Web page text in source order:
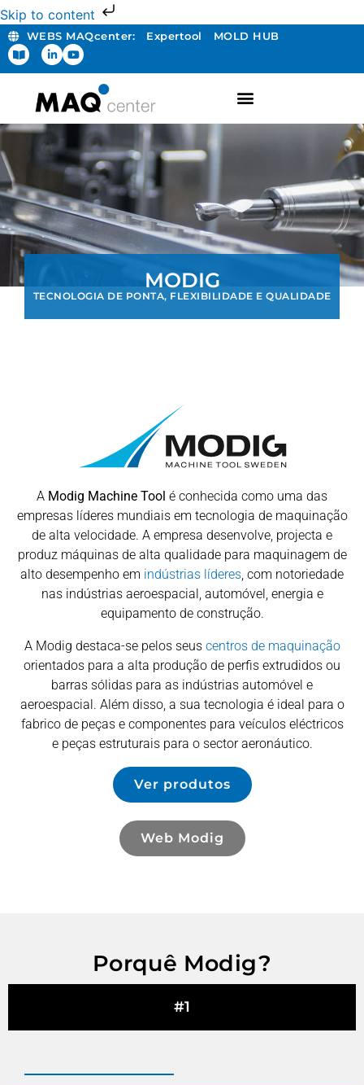
Skip to content
WEBS MAQcenter: Expertool MOLD HUB
MODIG
TECNOLOGIA DE PONTA, FLEXIBILIDADE E QUALIDADE
A Modig Machine Tool é conhecida como uma das
empresas líderes mundiais em tecnologia de maquinação
de alta velocidade. A empresa desenvolve, projecta e
produz máquinas de alta qualidade para maquinagem de
alto desempenho em indústrias líderes, com notoriedade
nas indústrias aeroespacial, automóvel, energia e
equipamento de construção.
A Modig destaca-se pelos seus centros de maquinação
orientados para a alta produção de perfis extrudidos ou
barras sólidas para as indústrias automóvel e
aeroespacial. Além disso, a sua tecnologia é ideal para o
fabrico de peças e componentes para veículos eléctricos
e peças estruturais para o sector aeronáutico.
Ver produtos
Web Modig
Porquê Modig?
#1